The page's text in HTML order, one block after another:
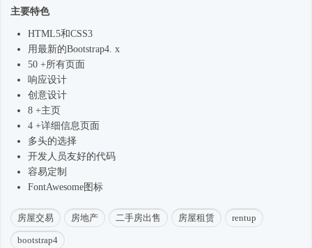
主要特色
HTML5和CSS3
用最新的Bootstrap4 . x
50 +所有页面
响应设计
创意设计
8 +主页
4 +详细信息页面
多头的选择
开发人员友好的代码
容易定制
FontAwesome图标
房屋交易 房地产 二手房出售 房屋租赁 rentup
bootstrap4